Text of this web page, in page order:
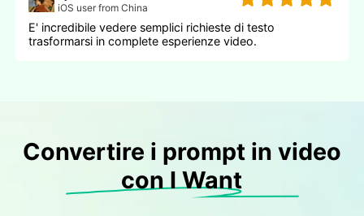
iOS user from China
E' incredibile vedere semplici richieste di testo
trasformarsi in complete esperienze video.
Convertire i prompt in video
con I Want